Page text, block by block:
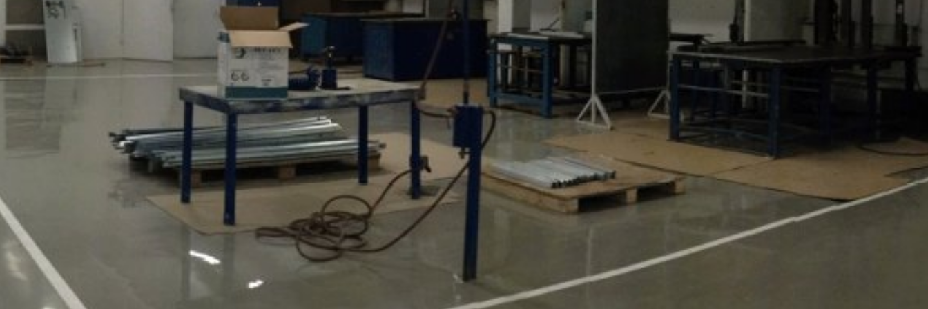
prevádzkovateľovi webovej stránky spojené s používaním webovej stránky a používaním internetu. IP-adresa poskytnutá Vašim prehliadačom
v rámci Google Analytics nebude zlúčená s inými údajmi Google.
Ukladaniu cookies do pamäte môžete zabrániť zodpovedajúcim nastavením Vášho prehliadačového softwaru; upozorňujeme však na to, že v takom
prípade sa môže stať, že nebudete môcť v plnom rozsahu využívať všetky funkcie tejto webovej stránky. Okrem toho môžete zabrániť evidovaniu
údajov, ktoré sa vytvárajú prostredníctvom cookie a ktoré sa vzťahujú na používanie tejto webovej stránky (vrátene Vašej IP-adresy) pre Google,
ako aj zabrániť spracovaniu týchto údajov spoločnosťou Google takým spôsobom, že si stiahnete a nainštalujete prehliadačový plugin, ktorý je
k dispozícii pod nasledujúcim hypertextovým odkazom:
https://tools.google.com/dlpage/gaoptout?hl=en
Námietka proti evidencii údajov
Kliknutím na nasledujúci hypertextový odkaz môžete prostredníctvom Google Analytics zabrániť evidovaniu Vašich údajov. Osadí sa Opt-Out-
Cookie, ktorý zabráni evidovaniu Vašich údajov pri budúcich návštevách tejto webovej stránky:
Disable Google Analytics
Viac informácií týkajúcich sa zaobchádzania s údajmi o používateľoch v Google Analytics nájdete v prehlásení o ochrane údajov Google:
https://support.google.com/analytics/answer/6004245?hl=en
So spoločnosťou Google sme uzavreli zmluvu o spracovaní údajov o zákazke a pri využívaní Google Analytics v plnej miere presadzujeme prísne
nariadenia nemeckých úradov na ochranu údajov.
Predmet*
Správa
Nahrajte svoj životopis